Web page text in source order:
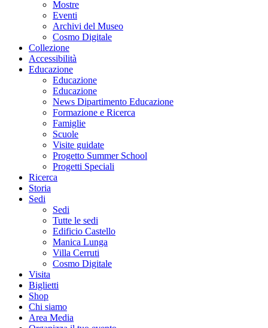
Mostre
Eventi
Archivi del Museo
Cosmo Digitale
Collezione
Accessibilità
Educazione
Educazione
Educazione
News Dipartimento Educazione
Formazione e Ricerca
Famiglie
Scuole
Visite guidate
Progetto Summer School
Progetti Speciali
Ricerca
Storia
Sedi
Sedi
Tutte le sedi
Edificio Castello
Manica Lunga
Villa Cerruti
Cosmo Digitale
Visita
Biglietti
Shop
Chi siamo
Area Media